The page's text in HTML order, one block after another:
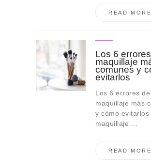
READ MORE
Los 6
maquillaje
comunes y
evitarlos
Los 6 errores de
maquillaje más
y cómo evitarlos
maquillaje ...
READ MORE